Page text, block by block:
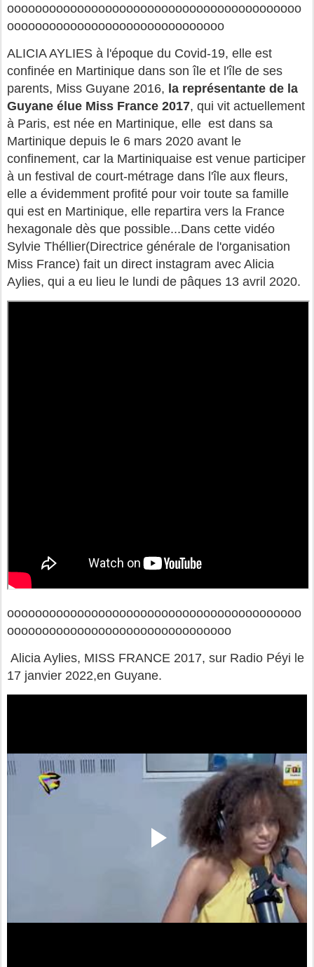
oooooooooooooooooooooooooooooooooooooooooo
ooooooooooooooooooooooooooooooo
ALICIA AYLIES à l'époque du Covid-19, elle est
confinée en Martinique dans son île et l'île de ses
parents, Miss Guyane 2016, la représentante de la
Guyane élue Miss France 2017, qui vit actuellement
à Paris, est née en Martinique, elle est dans sa
Martinique depuis le 6 mars 2020 avant le
confinement, car la Martiniquaise est venue participer
à un festival de court-métrage dans l'île aux fleurs,
elle a évidemment profité pour voir toute sa famille
qui est en Martinique, elle repartira vers la France
hexagonale dès que possible...Dans cette vidéo
Sylvie Théllier(Directrice générale de l'organisation
Miss France) fait un direct instagram avec Alicia
Aylies, qui a eu lieu le lundi de pâques 13 avril 2020.
oooooooooooooooooooooooooooooooooooooooooo
oooooooooooooooooooooooooooooooo
Alicia Aylies, MISS FRANCE 2017, sur Radio Péyi le
17 janvier 2022,en Guyane.